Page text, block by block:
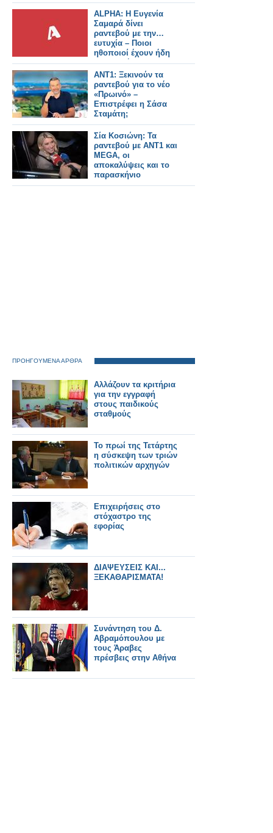
ALPHA: Η Ευγενία
Σαμαρά δίνει
ραντεβού με την…
ευτυχία – Ποιοι
ηθοποιοί έχουν ήδη
συμφωνήσει για τη
νέα σειρά
ΑΝΤ1: Ξεκινούν τα
ραντεβού για το νέο
«Πρωινό» –
Επιστρέφει η Σάσα
Σταμάτη;
Σία Κοσιώνη: Τα
ραντεβού με ΑΝΤ1 και
MEGA, οι
αποκαλύψεις και το
παρασκήνιο
ΠΡΟΗΓΟΥΜΕΝΑ ΑΡΘΡΑ
Αλλάζουν τα κριτήρια
για την εγγραφή
στους παιδικούς
σταθμούς
Το πρωί της Τετάρτης
η σύσκεψη των τριών
πολιτικών αρχηγών
Επιχειρήσεις στο
στόχαστρο της
εφορίας
ΔΙΑΨΕΥΣΕΙΣ ΚΑΙ...
ΞΕΚΑΘΑΡΙΣΜΑΤΑ!
Συνάντηση του Δ.
Αβραμόπουλου με
τους Άραβες
πρέσβεις στην Αθήνα